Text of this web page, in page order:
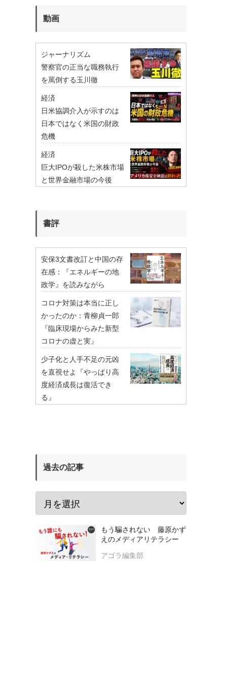
動画
ジャーナリズム
警察官の正当な職務執行
を罵倒する玉川徹
経済
日米協調介入が示すのは
日本ではなく米国の財政
危機
経済
巨大IPOが殺した米株市場
と世界金融市場の今後
書評
安保3文書改訂と中国の存
在感：『エネルギーの地
政学』を読みながら
コロナ対策は本当に正し
かったのか：青柳貞一郎
『臨床現場からみた新型
コロナの虚と実』
少子化と人手不足の元凶
を直視せよ『やっぱり高
度経済成長は復活でき
る』
過去の記事
もう騙されない 藤原かず
えのメディアリテラシー
アゴラ編集部